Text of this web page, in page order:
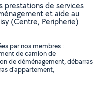
prestations de services
et aide au
(Centre, Peripherie)
par nos membres :
de camion de
de déménagement, débarras
d'appartement,